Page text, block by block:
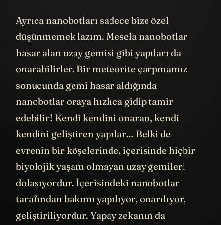
Ayrıca nanobotları sadece bize özel
düşünmemek lazım. Mesela nanobotlar
hasar alan uzay gemisi gibi yapıları da
onarabilirler. Bir meteorite çarpmamız
sonucunda gemi hasar aldığında
nanobotlar oraya hızlıca gidip tamir
edebilir! Kendi kendini onaran, kendi
kendini geliştiren yapılar… Belki de
evrenin bir köşelerinde, içerisinde hiçbir
biyolojik yaşam olmayan uzay gemileri
dolaşıyordur. İçerisindeki nanobotlar
tarafından bakımı yapılıyor, onarılıyor,
geliştiriliyordur. Yapay zekanın da